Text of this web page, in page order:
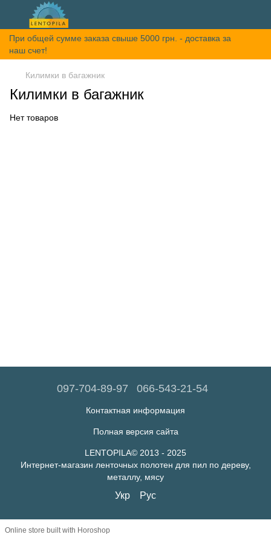
При общей сумме заказа свыше 5000 грн. - доставка за
наш счет!
Килимки в багажник
Килимки в багажник
Нет товаров
097-704-89-97 066-543-21-54
Контактная информация
Полная версия сайта
LENTOPILA© 2013 - 2025
Интернет-магазин ленточных полотен для пил по дереву,
металлу, мясу
Укр Рус
Online store built with Horoshop